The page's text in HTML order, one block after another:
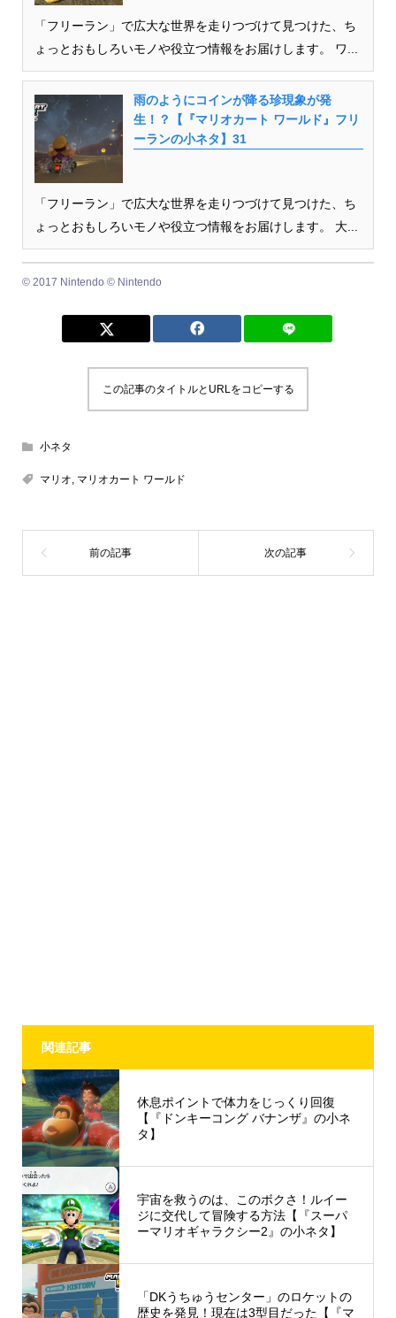
「フリーラン」で広大な世界を走りつづけて見つけた、ち
ょっとおもしろいモノや役立つ情報をお届けします。 ワ...
雨のようにコインが降る珍現象が発
生！？【『マリオカート ワールド』フリ
ーランの小ネタ】31
「フリーラン」で広大な世界を走りつづけて見つけた、ち
ょっとおもしろいモノや役立つ情報をお届けします。 大...
© 2017 Nintendo © Nintendo
この記事のタイトルとURLをコピーする
小ネタ
マリオ, マリオカート ワールド
関連記事
休息ポイントで体力をじっくり回復
【『ドンキーコング バナンザ』の小ネ
タ】
宇宙を救うのは、このボクさ！ルイー
ジに交代して冒険する方法【『スーパ
ーマリオギャラクシー2』の小ネタ】
「DKうちゅうセンター」のロケットの
歴史を発見！現在は3型目だった【『マ